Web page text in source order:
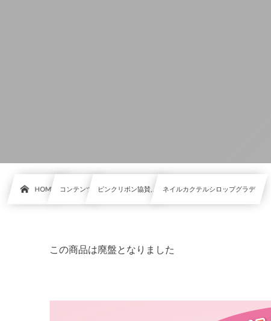
HOME コンテンツ ピンクリボン協賛, … ネイルカクテルシロップグラデ
この商品は廃盤となりました